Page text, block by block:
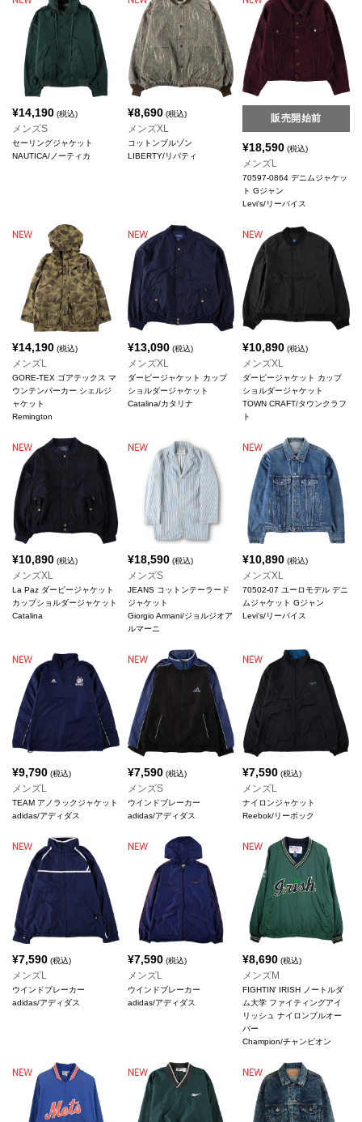
¥14,190 (税込)
メンズS
セーリングジャケット
NAUTICA/ノーティカ
¥8,690(税込)
メンズXL
コットンブルゾン
LIBERTY/リバティ
販売開始前
¥18,590 (税込)
メンズL
70597-0864 デニムジャケッ
ト Gジャン
Levi's/リーバイス
¥14,190 (税込)
メンズL
GORE-TEX ゴアテックス マ
ウンテンパーカー シェルジ
ャケット
Remington
¥13,090(税込)
メンズXL
ダービージャケット カップ
ショルダージャケット
Catalina/カタリナ
¥10,890 (税込)
メンズXL
ダービージャケット カップ
ショルダージャケット
TOWN CRAFT/タウンクラフ
ト
¥10,890 (税込)
メンズXL
La Paz ダービージャケット
カップショルダージャケット
Catalina
¥18,590(税込)
メンズS
JEANS コットンテーラード
ジャケット
Giorgio Armani/ジョルジオア
ルマーニ
¥10,890 (税込)
メンズXL
70502-07 ユーロモデル デニ
ムジャケット Gジャン
Levi's/リーバイス
¥9,790 (税込)
メンズL
TEAM アノラックジャケット
adidas/アディダス
¥7,590(税込)
メンズS
ウインドブレーカー
adidas/アディダス
¥7,590 (税込)
メンズL
ナイロンジャケット
Reebok/リーボック
¥7,590 (税込)
メンズL
ウインドブレーカー
adidas/アディダス
¥7,590(税込)
メンズL
ウインドブレーカー
adidas/アディダス
¥8,690 (税込)
メンズM
FIGHTIN' IRISH ノートルダ
ム大学 ファイティングアイ
リッシュ ナイロンプルオー
バー
Champion/チャンピオン